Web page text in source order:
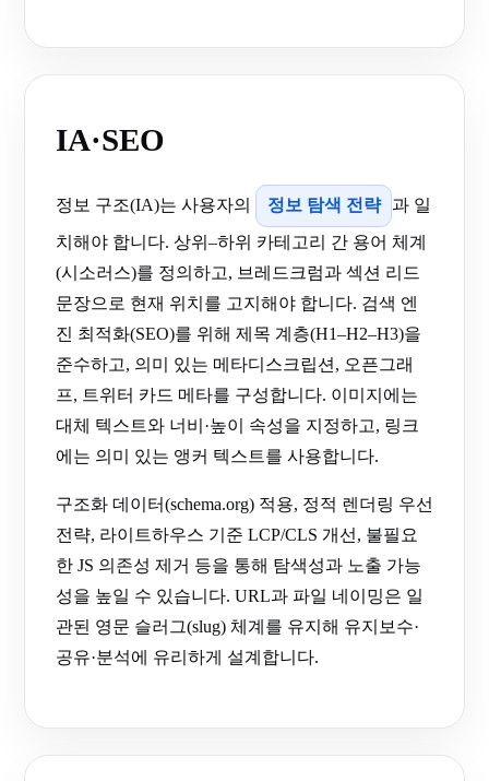
IA·SEO
정보 구조(IA)는 사용자의 정보 탐색 전략
과 일
치해야 합니다. 상위–하위 카테고리 간 용어 체계
(시소러스)를 정의하고, 브레드크럼과 섹션 리드
문장으로 현재 위치를 고지해야 합니다. 검색 엔
진 최적화(SEO)를 위해 제목 계층(H1–H2–H3)을
준수하고, 의미 있는 메타디스크립션, 오픈그래
프, 트위터 카드 메타를 구성합니다. 이미지에는
대체 텍스트와 너비·높이 속성을 지정하고, 링크
에는 의미 있는 앵커 텍스트를 사용합니다.
구조화 데이터(schema.org) 적용, 정적 렌더링 우선
전략, 라이트하우스 기준 LCP/CLS 개선, 불필요
한 JS 의존성 제거 등을 통해 탐색성과 노출 가능
성을 높일 수 있습니다. URL과 파일 네이밍은 일
관된 영문 슬러그(slug) 체계를 유지해 유지보수·
공유·분석에 유리하게 설계합니다.